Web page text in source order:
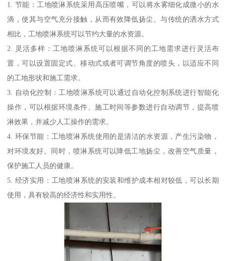
1. 节能：工地喷淋系统采用高压喷嘴，可以将水雾细化成微小的水
滴，使其与空气充分接触，从而有效降低扬尘。与传统的洒水方式
相比，工地喷淋系统可以节约大量的水资源。
2. 灵活多样：工地喷淋系统可以根据不同的工地需求进行灵活布
置，可以设置固定式、移动式或者可调节角度的喷头，以适应不同
的工地形状和施工需求。
3. 自动化控制：工地喷淋系统可以通过自动化控制系统进行智能化
操作，可以根据环境条件、施工时间等参数进行自动调节，提高喷
淋效果，并减少人工操作的需求。
4. 环保节能：工地喷淋系统使用的是清洁的水资源，产生污染物，
对环境友好。同时，喷淋系统可以降低工地扬尘，改善空气质量，
保护施工人员的健康。
5. 经济实用：工地喷淋系统的安装和维护成本相对较低，可以长期
使用，具有较高的经济性和实用性。